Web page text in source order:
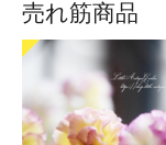
売れ筋商品